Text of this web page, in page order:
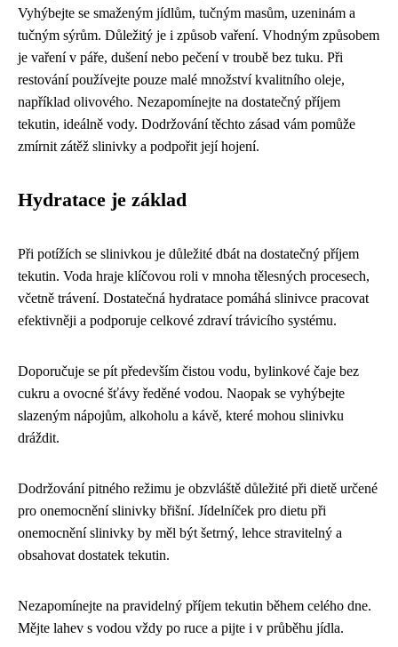
Vyhýbejte se smaženým jídlům, tučným masům, uzeninám a
tučným sýrům. Důležitý je i způsob vaření. Vhodným způsobem
je vaření v páře, dušení nebo pečení v troubě bez tuku. Při
restování používejte pouze malé množství kvalitního oleje,
například olivového. Nezapomínejte na dostatečný příjem
tekutin, ideálně vody. Dodržování těchto zásad vám pomůže
zmírnit zátěž slinivky a podpořit její hojení.
Hydratace je základ
Při potížích se slinivkou je důležité dbát na dostatečný příjem
tekutin. Voda hraje klíčovou roli v mnoha tělesných procesech,
včetně trávení. Dostatečná hydratace pomáhá slinivce pracovat
efektivněji a podporuje celkové zdraví trávicího systému.
Doporučuje se pít především čistou vodu, bylinkové čaje bez
cukru a ovocné šťávy ředěné vodou. Naopak se vyhýbejte
slazeným nápojům, alkoholu a kávě, které mohou slinivku
dráždit.
Dodržování pitného režimu je obzvláště důležité při dietě určené
pro onemocnění slinivky břišní. Jídelníček pro dietu při
onemocnění slinivky by měl být šetrný, lehce stravitelný a
obsahovat dostatek tekutin.
Nezapomínejte na pravidelný příjem tekutin během celého dne.
Mějte lahev s vodou vždy po ruce a pijte i v průběhu jídla.